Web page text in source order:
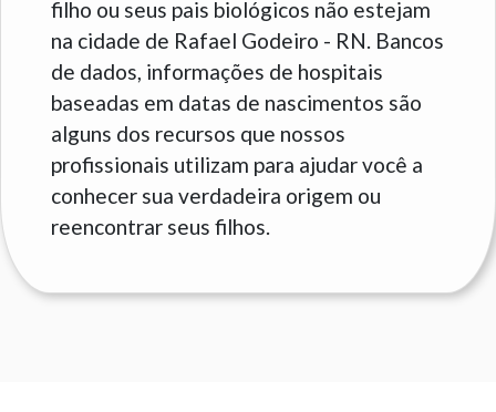
filho ou seus pais biológicos não estejam
na cidade de Rafael Godeiro - RN. Bancos
de dados, informações de hospitais
baseadas em datas de nascimentos são
alguns dos recursos que nossos
profissionais utilizam para ajudar você a
conhecer sua verdadeira origem ou
reencontrar seus filhos.